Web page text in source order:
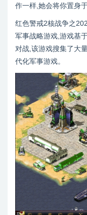
作一样,她会将你置身
红色警戒2核战争之
军事战略游戏,游戏基
对战,该游戏搜集了大
代化军事游戏。